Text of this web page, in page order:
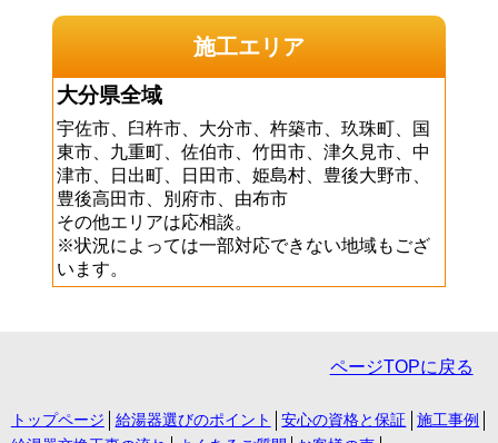
施工エリア
大分県全域
宇佐市、臼杵市、大分市、杵築市、玖珠町、国
東市、九重町、佐伯市、竹田市、津久見市、中
津市、日出町、日田市、姫島村、豊後大野市、
豊後高田市、別府市、由布市
その他エリアは応相談。
※状況によっては一部対応できない地域もござ
います。
ページTOPに戻る
トップページ 給湯器選びのポイント 安心の資格と保証
施工事例